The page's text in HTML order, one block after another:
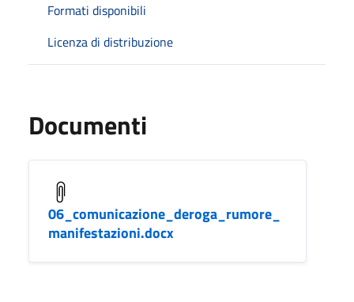
Formati disponibili
Licenza di distribuzione
Documenti
06_comunicazione_deroga_rumore_
manifestazioni.docx